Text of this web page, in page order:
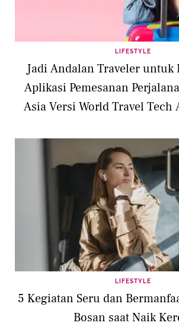
LIFESTYLE
Jadi Andalan Traveler
Aplikasi Pemesanan
Asia Versi World Travel Tech
LIFESTYLE
5 Kegiatan Seru dan
Bosan saat Naik